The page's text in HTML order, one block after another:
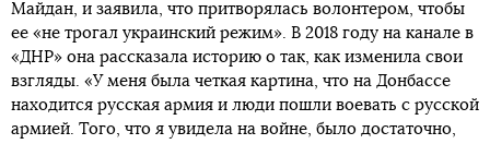
Майдан, и заявила, что притворялась волонтером, чтобы
ее «не трогал украинский режим». В 2018 году на канале в
«ДНР» она рассказала историю о так, как изменила свои
взгляды. «У меня была четкая картина, что на Донбассе
находится русская армия и люди пошли воевать с русской
армией. Того, что я увидела на войне, было достаточно,